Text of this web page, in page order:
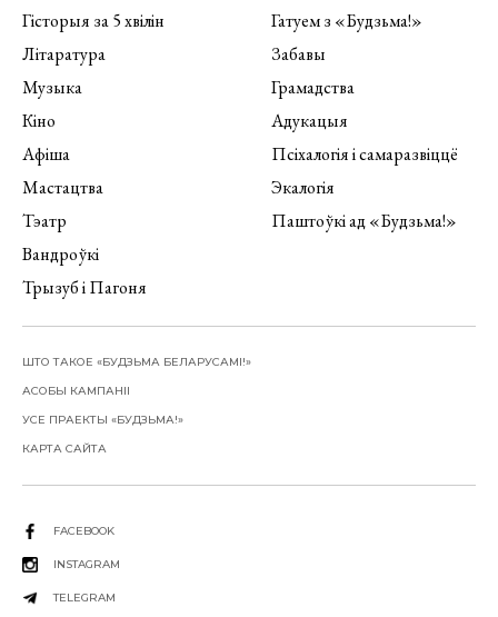
Гісторыя за 5 хвілін
Літаратура
Музыка
Кіно
Афіша
Мастацтва
Тэатр
Вандроўкі
Трызуб і Пагоня
Гатуем з «Будзьма!»
Забавы
Грамадства
Адукацыя
Псіхалогія і самаразвіццё
Экалогія
Паштоўкі ад «Будзьма!»
ШТО ТАКОЕ «БУДЗЬМА БЕЛАРУСАМІ!»
АСОБЫ КАМПАНІІ
УСЕ ПРАЕКТЫ «БУДЗЬМА!»
КАРТА САЙТА
FACEBOOK
INSTAGRAM
TELEGRAM